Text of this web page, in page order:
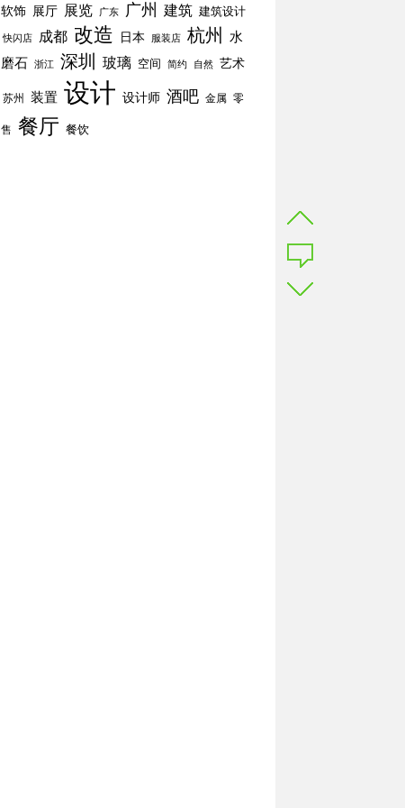
软饰 展厅 展览 广东 广州 建筑 建筑设计
快闪店 成都 改造 日本 服装店 杭州 水
磨石 浙江 深圳 玻璃 空间 简约 自然 艺术
苏州 装置 设计 设计师 酒吧 金属 零
售 餐厅 餐饮